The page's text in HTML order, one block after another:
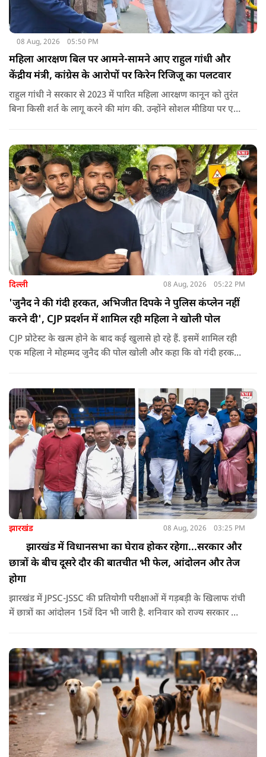
08 Aug, 2026 05:50 PM
महिला आरक्षण बिल पर आमने-सामने आए राहुल गांधी और
केंद्रीय मंत्री, कांग्रेस के आरोपों पर किरेन रिजिजू का पलटवार
राहुल गांधी ने सरकार से 2023 में पारित महिला आरक्षण कानून को तुरंत
बिना किसी शर्त के लागू करने की मांग की. उन्होंने सोशल मीडिया पर एक
दिल्ली 08 Aug, 2026 05:22 PM
'जुनैद ने की गंदी हरकत, अभिजीत दिपके ने पुलिस कंप्लेन नहीं
करने दी', CJP प्रदर्शन में शामिल रही महिला ने खोली पोल
CJP प्रोटेस्ट के खत्म होने के बाद कई खुलासे हो रहे हैं. इसमें शामिल रही
एक महिला ने मोहम्मद जुनैद की पोल खोली और कहा कि वो गंदी हरकतें
दिया.
झारखंड 08 Aug, 2026 03:25 PM
झारखंड में विधानसभा का घेराव होकर रहेगा...सरकार और
छात्रों के बीच दूसरे दौर की बातचीत भी फेल, आंदोलन और तेज
होगा
झारखंड में JPSC-JSSC की प्रतियोगी परीक्षाओं में गड़बड़ी के खिलाफ रांची
में छात्रों का आंदोलन 15वें दिन भी जारी है. शनिवार को राज्य सरकार और